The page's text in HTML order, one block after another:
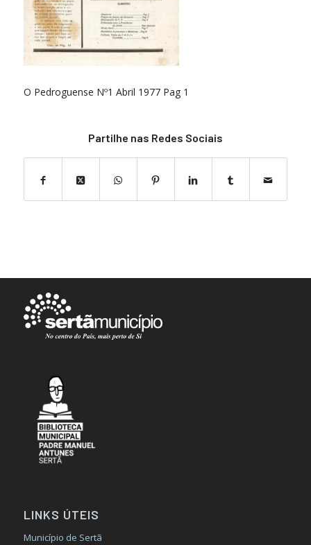
O Pedroguense Nº1 Abril 1977 Pag 1
Partilhe nas Redes Sociais
LINKS ÚTEIS
Município de Sertã